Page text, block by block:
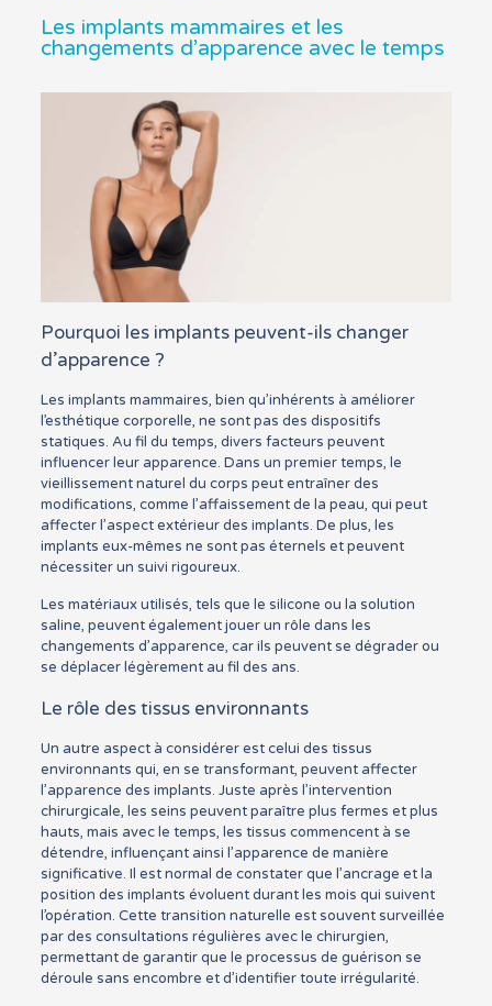
Les implants mammaires et les
changements d’apparence avec le temps
Pourquoi les implants peuvent-ils changer
d’apparence ?
Les implants mammaires, bien qu’inhérents à améliorer
l’esthétique corporelle, ne sont pas des dispositifs
statiques. Au fil du temps, divers facteurs peuvent
influencer leur apparence. Dans un premier temps, le
vieillissement naturel du corps peut entraîner des
modifications, comme l’affaissement de la peau, qui peut
affecter l’aspect extérieur des implants. De plus, les
implants eux-mêmes ne sont pas éternels et peuvent
nécessiter un suivi rigoureux.
Les matériaux utilisés, tels que le silicone ou la solution
saline, peuvent également jouer un rôle dans les
changements d’apparence, car ils peuvent se dégrader ou
se déplacer légèrement au fil des ans.
Le rôle des tissus environnants
Un autre aspect à considérer est celui des tissus
environnants qui, en se transformant, peuvent affecter
l’apparence des implants. Juste après l’intervention
chirurgicale, les seins peuvent paraître plus fermes et plus
hauts, mais avec le temps, les tissus commencent à se
détendre, influençant ainsi l’apparence de manière
significative. Il est normal de constater que l’ancrage et la
position des implants évoluent durant les mois qui suivent
l’opération. Cette transition naturelle est souvent surveillée
par des consultations régulières avec le chirurgien,
permettant de garantir que le processus de guérison se
déroule sans encombre et d’identifier toute irrégularité.